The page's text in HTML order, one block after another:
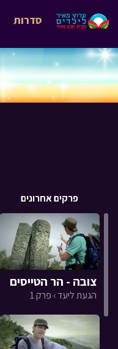
סדרות
פרקים אחרונים
צובה - הר הטייסים
הגעת ליעד › פרק 1